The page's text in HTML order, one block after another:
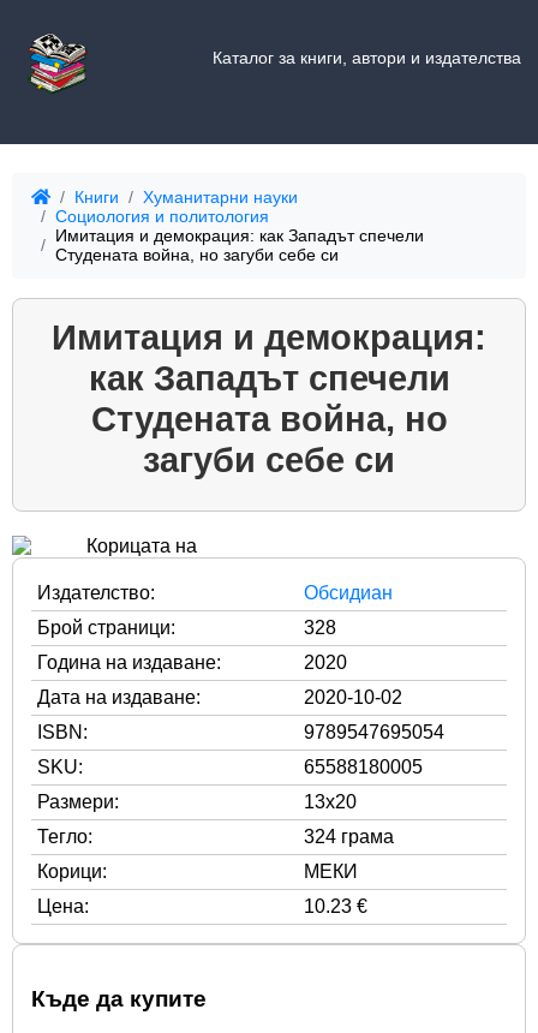
Каталог за книги, автори и издателства
Книги
Хуманитарни науки
Социология и политология
Имитация и демокрация: как Западът спечели
Студената война, но загуби себе си
Имитация и демокрация:
как Западът спечели
Студената война, но
загуби себе си
Издателство:
Обсидиан
Брой страници:
328
Година на издаване:
2020
Дата на издаване:
2020-10-02
ISBN:
9789547695054
SKU:
65588180005
Размери:
13x20
Тегло:
324 грама
Корици:
МЕКИ
Цена:
10.23 €
Къде да купите